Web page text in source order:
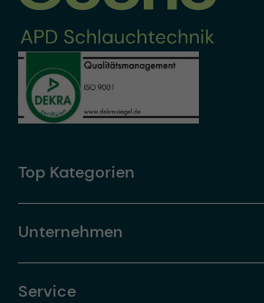
Top Kategorien
Unternehmen
Service